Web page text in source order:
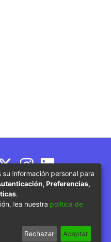
de Educación
información personal para
Preferencias,
.
lea nuestra política de
Rechazar Aceptar